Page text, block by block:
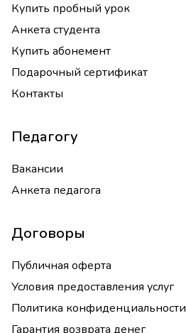
Купить пробный урок
Анкета студента
Купить абонемент
Подарочный сертификат
Контакты
Педагогу
Вакансии
Анкета педагога
Договоры
Публичная оферта
Условия предоставления услуг
Политика конфиденциальности
Гарантия возврата денег